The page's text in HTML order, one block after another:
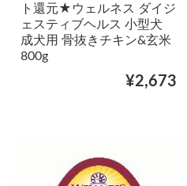
ト還元★ウェルネス ダイジ
ェスティブヘルス 小型犬
成犬用 骨抜きチキン&玄米
800g
¥2,673